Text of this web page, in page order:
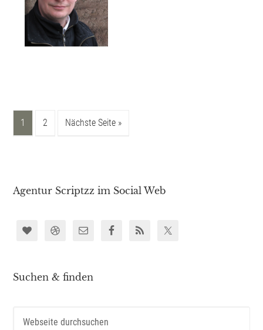
1 2 Nächste Seite »
Agentur Scriptzz im Social Web
Suchen & finden